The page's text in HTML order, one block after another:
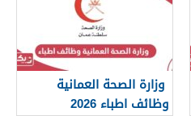
وزارة الصحة العمانية
وظائف اطباء 2026